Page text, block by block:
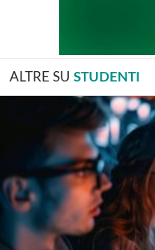
ALTRE SU STUDENTI